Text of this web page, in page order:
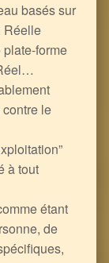
basés sur
Réelle
plate-forme
le
à tout
étant
de